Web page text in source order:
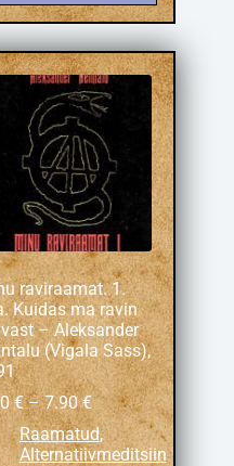
raviraamat. 1.
Kuidas ma ravin
– Aleksander
(Vigala Sass),
€ – 7.90€
Raamatud,
Alternatiivmeditsiin